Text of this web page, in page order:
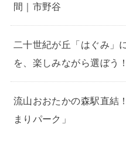
間｜市野谷
二十世紀が丘「はぐみ」
を、楽しみながら選ぼう！
流山おおたかの森駅直結
まりパーク」